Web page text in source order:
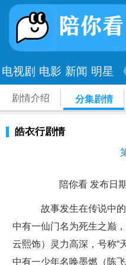
电视剧 电影 新闻 明星
剧情介绍 分集剧情
皓衣行剧情
陪你看 发布日
故事发生在传说中
中有一仙门名为死生之巅
云熙饰）灵力高深，号称“
中有一少年名唤墨燃（陈